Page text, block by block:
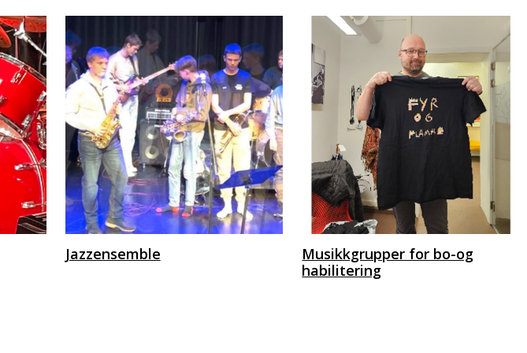
Jazzensemble
Musikkgrupper for bo-og
habilitering